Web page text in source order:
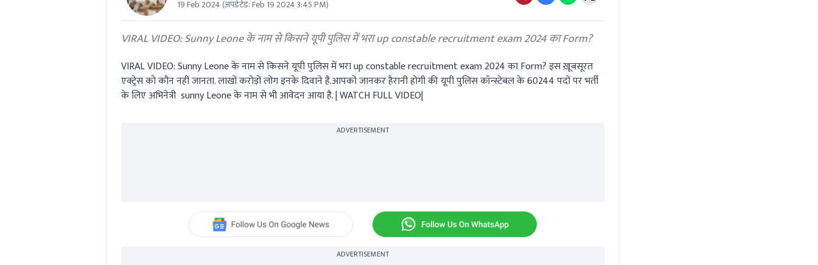
secondsVolume
0%
19 Feb 2024(अपडेटेड:Feb 19 2024 3:45 PM)
VIRAL VIDEO: Sunny Leone के नाम से किसने यूपी पुलिस में भरा up constable recruitment exam 2024 का Form?
VIRAL VIDEO: Sunny Leoneके नाम से किसने यूपी पुलिस में भराup constable recruitment exam 2024का Form? इस ख़ूबसूरत
एक्ट्रेस को कौन नहीं जानता. लाखों करोड़ों लोग इनके दिवाने है.आपको जानकर हैरानी होगी की यूपी पुलिस कॉन्स्टेबल के60244पदों पर भर्ती
के लिए अभिनेत्री sunny Leoneके नाम से भी आवेदन आया है. |WATCH FULL VIDEO|
ADVERTISEMENT
ADVERTISEMENT